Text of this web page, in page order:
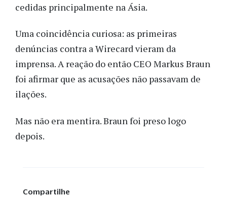
cedidas principalmente na Ásia.
Uma coincidência curiosa: as primeiras
denúncias contra a Wirecard vieram da
imprensa. A reação do então CEO Markus Braun
foi afirmar que as acusações não passavam de
ilações.
Mas não era mentira. Braun foi preso logo
depois.
Compartilhe